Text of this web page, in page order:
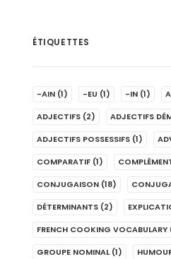
ÉTIQUETTES
-AIN (1) -EU (1) -IN (1)
ADJECTIFS (2) ADJECTIFS
ADJECTIFS POSSESSIFS (1)
COMPARATIF (1)
CONJUGAISON (18)
DÉTERMINANTS (2)
FRENCH COOKING VOCABULARY
GROUPE NOMINAL (1)